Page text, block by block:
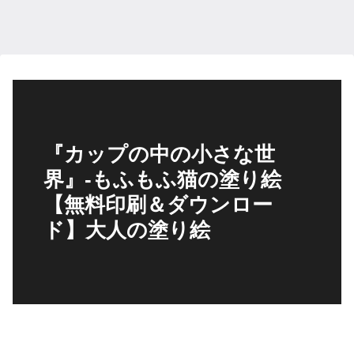
『カップの中の小さな世
界』-もふもふ猫の塗り絵
【無料印刷＆ダウンロー
ド】大人の塗り絵